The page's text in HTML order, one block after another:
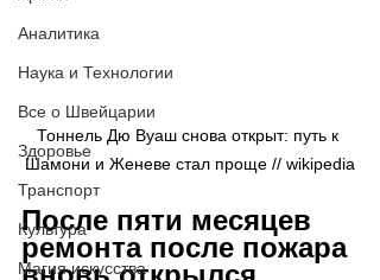
Аналитика
Наука и Технологии
Все о Швейцарии
Здоровье
Транспорт
Культура
Магия искусства
Тоннель Дю Вуаш снова открыт: путь к
Шамони и Женеве стал проще // wikipedia
После пяти месяцев
ремонта после пожара